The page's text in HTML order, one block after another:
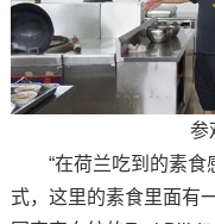
参
“在荷兰吃到的素
式，这里的素食里面有